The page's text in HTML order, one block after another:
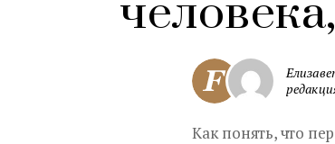
Как понять, что